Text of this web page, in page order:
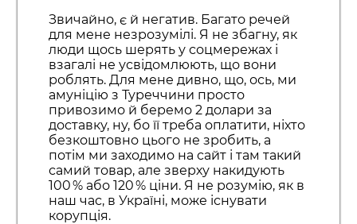
Звичайно, є й негатив. Багато речей
для мене незрозумілі. Я не збагну, як
люди щось шерять у соцмережах і
взагалі не усвідомлюють, що вони
роблять. Для мене дивно, що, ось, ми
амуніцію з Туреччини просто
привозимо й беремо 2 долари за
доставку, ну, бо її треба оплатити, ніхто
безкоштовно цього не зробить, а
потім ми заходимо на сайт і там такий
самий товар, але зверху накидують
100 % або 120 % ціни. Я не розумію, як в
наш час, в Україні, може існувати
корупція.